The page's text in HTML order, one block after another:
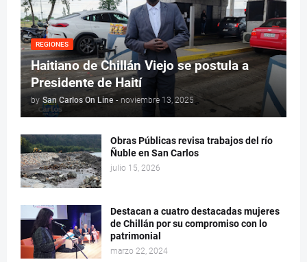
REGIONES
Haitiano de Chillán Viejo se postula a
Presidente de Haití
by San Carlos On Line - noviembre 13, 2025
Obras Públicas revisa trabajos del río
Ñuble en San Carlos
julio 15, 2026
Destacan a cuatro destacadas mujeres
de Chillán por su compromiso con lo
patrimonial
marzo 22, 2024